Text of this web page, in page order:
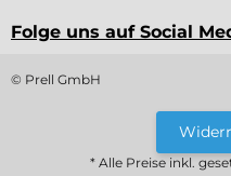
Folge uns auf Social
© Prell GmbH
* Alle Preise inkl.